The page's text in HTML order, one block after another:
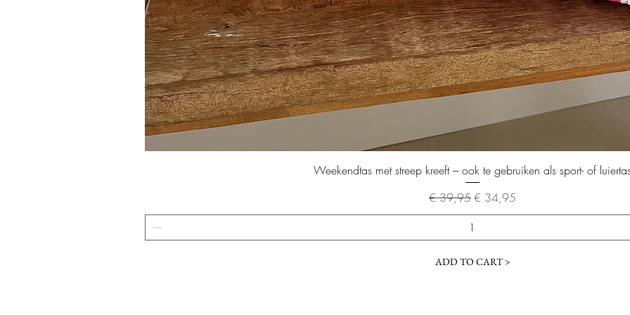
Snel overzicht
Weekendtas met streep kreeft – ook te gebruiken als sport- of
Normale prijs
€ 39,95Verkoopprijs
€ 34,95
ADD TO CART >